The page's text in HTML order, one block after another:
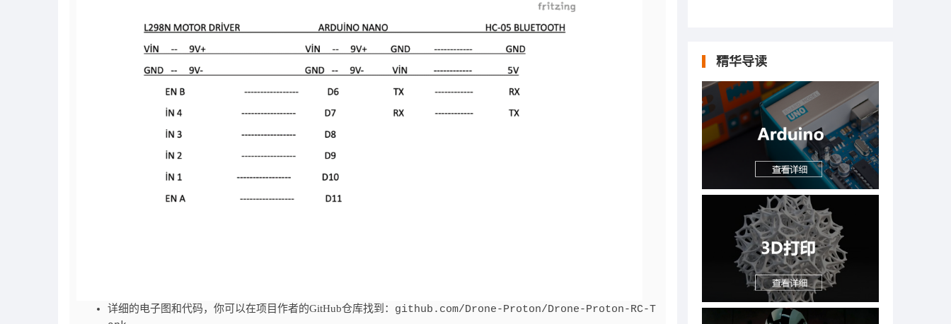
详细的电子图和代码，你可以在项目作者的GitHub仓库找到： github.com/Drone-Proton/Drone-Proton-RC-T
精华导读